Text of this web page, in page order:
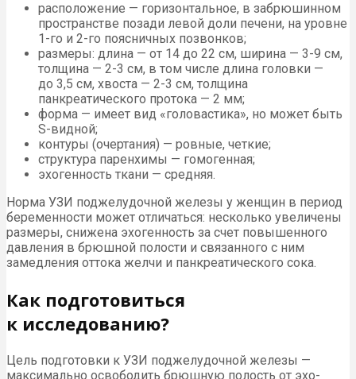
расположение — горизонтальное, в забрюшинном
пространстве позади левой доли печени, на уровне
1-го и 2-го поясничных позвонков;
размеры: длина — от 14 до 22 см, ширина — 3-9 см,
толщина — 2-3 см, в том числе длина головки —
до 3,5 см, хвоста — 2-3 см, толщина
панкреатического протока — 2 мм;
форма — имеет вид «головастика», но может быть
S-видной;
контуры (очертания) — ровные, четкие;
структура паренхимы — гомогенная;
эхогенность ткани — средняя.
Норма УЗИ поджелудочной железы у женщин в период
беременности может отличаться: несколько увеличены
размеры, снижена эхогенность за счет повышенного
давления в брюшной полости и связанного с ним
замедления оттока желчи и панкреатического сока.
Как подготовиться
к исследованию?
Цель подготовки к УЗИ поджелудочной железы —
максимально освободить брюшную полость от эхо-